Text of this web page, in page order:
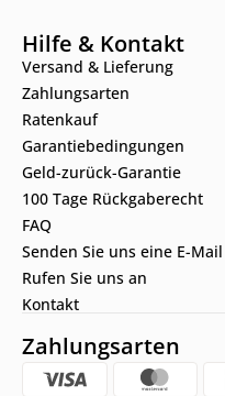
Hilfe & Kontakt
Versand & Lieferung
Zahlungsarten
Ratenkauf
Garantiebedingungen
Geld-zurück-Garantie
100 Tage Rückgaberecht
FAQ
Senden Sie uns eine E-Mail
Rufen Sie uns an
Kontakt
Zahlungsarten